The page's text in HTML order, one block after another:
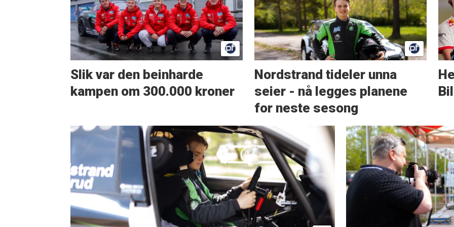
Slik var den beinharde
kampen om 300.000 kroner
Nordstrand tideler unna
seier - nå legges planene
for neste sesong